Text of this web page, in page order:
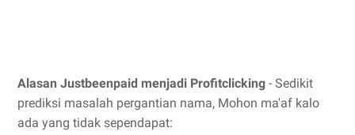
Alasan Justbeenpaid menjadi Profitclicking - Sedikit
prediksi masalah pergantian nama, Mohon ma'af kalo
ada yang tidak sependapat: